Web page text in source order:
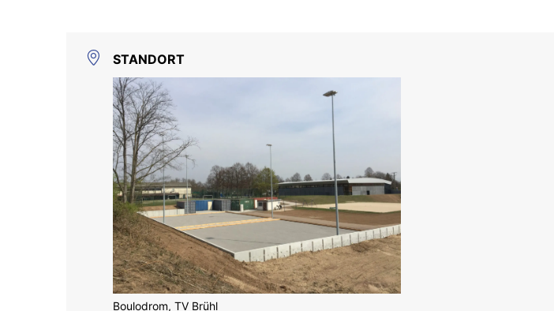
STANDORT
Boulodrom, TV Brühl